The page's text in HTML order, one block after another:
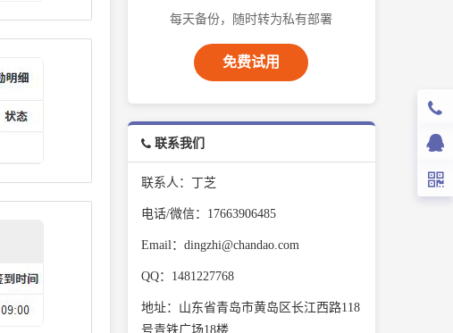
每天备份，随时转为私有部署
免费试用
联系我们
联系人：丁芝
电话/微信：17663906485
Email：dingzhi@chandao.com
QQ：1481227768
地址：山东省青岛市黄岛区长江西路118
号青铁广场18楼